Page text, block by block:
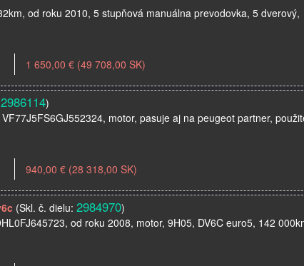
od roku 2010, 5 stupňová manuálna prevodovka, 5 dverový,
1 650,00 € (49 708,00 SK)
2986114)
motor, pasuje aj na peugeot partner,
940,00 € (28 318,00 SK)
(Skl. č. dielu: 2984970)
od roku 2008, motor, 9H05, DV6C euro5, 142